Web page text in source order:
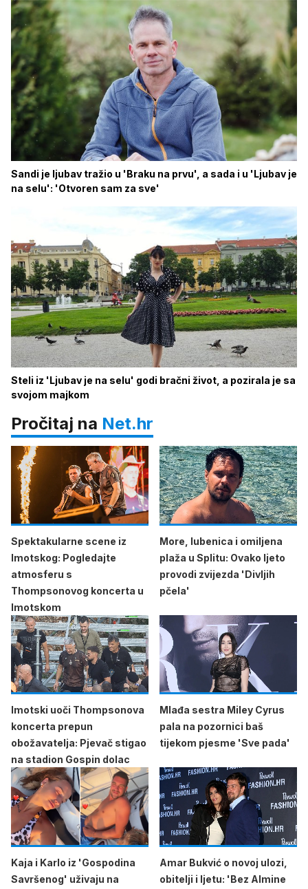
Sandi je ljubav tražio u 'Braku na prvu', a sada i u 'Ljubav je
na selu': 'Otvoren sam za sve'
Steli iz 'Ljubav je na selu' godi bračni život, a pozirala je sa
svojom majkom
Pročitaj na Net.hr
Spektakularne scene iz
Imotskog: Pogledajte
atmosferu s
Thompsonovog koncerta u
Imotskom
More, lubenica i omiljena
plaža u Splitu: Ovako ljeto
provodi zvijezda 'Divljih
pčela'
Imotski uoči Thompsonova
koncerta prepun
obožavatelja: Pjevač stigao
na stadion Gospin dolac
Mlađa sestra Miley Cyrus
pala na pozornici baš
tijekom pjesme 'Sve pada'
Kaja i Karlo iz 'Gospodina
Savršenog' uživaju na
Amar Bukvić o novoj ulozi,
obitelji i ljetu: 'Bez Almine